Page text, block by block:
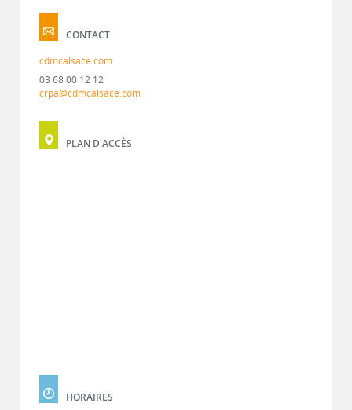
CONTACT
cdmcalsace.com
03 68 00 12 12
crpa@cdmcalsace.com
PLAN D'ACCÈS
HORAIRES